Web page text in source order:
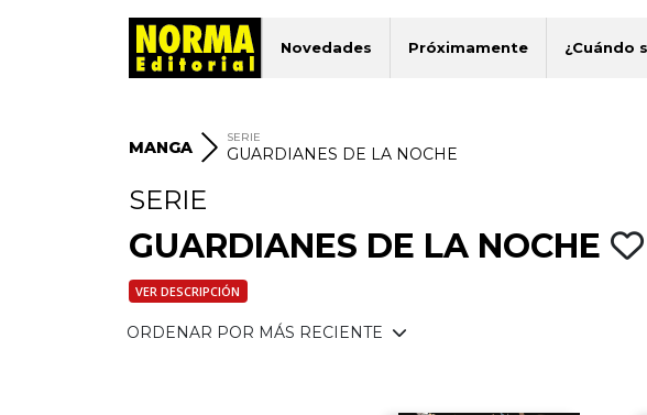
Novedades Próximamente ¿Cuándo
MANGA
SERIE
GUARDIANES DE LA NOCHE
SERIE
GUARDIANES DE LA NOCHE
VER DESCRIPCIÓN
ORDENAR POR MÁS RECIENTE